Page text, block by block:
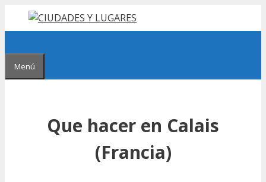
Saltar
Menú
Que hacer en Calais
(Francia)